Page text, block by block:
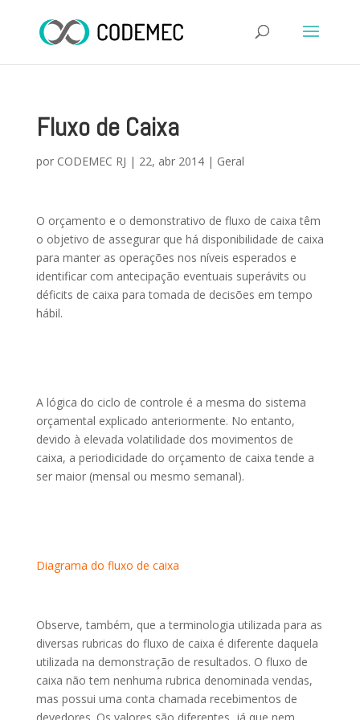
Fluxo de Caixa
por CODEMEC RJ | 22, abr 2014| Geral
O orçamento e o demonstrativo de fluxo de caixa têm
o objetivo de assegurar que há disponibilidade de caixa
para manter as operações nos níveis esperados e
identificar com antecipação eventuais superávits ou
déficits de caixa para tomada de decisões em tempo
hábil.
A lógica do ciclo de controle é a mesma do sistema
orçamental explicado anteriormente. No entanto,
devido à elevada volatilidade dos movimentos de
caixa, a periodicidade do orçamento de caixa tende a
ser maior (mensal ou mesmo semanal).
Diagrama do fluxo de caixa
Observe, também, que a terminologia utilizada para as
diversas rubricas do fluxo de caixa é diferente daquela
utilizada na demonstração de resultados. O fluxo de
caixa não tem nenhuma rubrica denominada vendas,
mas possui uma conta chamada recebimentos de